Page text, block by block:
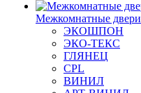
Межкомнатные двери
ЭКОШПОН
ЭКО-ТЕКС
ГЛЯНЕЦ
CPL
ВИНИЛ